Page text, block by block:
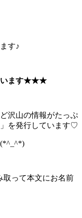
す♪
います★★★
沢山の情報がたっぷ
を発行しています♡
取って本文にお名前